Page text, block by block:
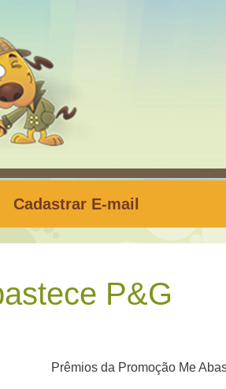
Cadastrar E-mail
P&G
Prêmios da Promoção Me